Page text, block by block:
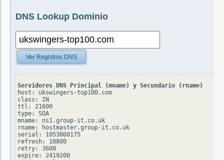
DNS Lookup Dominio
Ver Registros DNS
Servidores DNS Principal (mname) y Secundario (rname)
host: ukswingers-top100.com
class: IN
ttl: 21600
type: SOA
mname: ns1.group-it.co.uk
rname: hostmaster.group-it.co.uk
serial: 1053860175
refresh: 10800
retry: 3600
expire: 2419200